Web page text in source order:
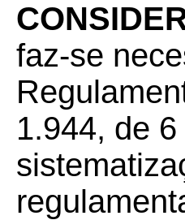
faz-se
1.944, de